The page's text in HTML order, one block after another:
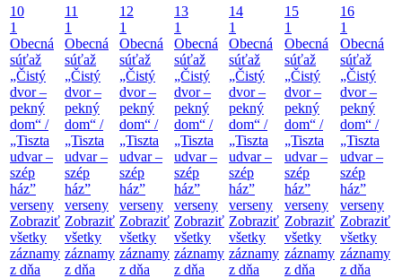
10
1
Obecná
súťaž
„Čistý
dvor –
pekný
dom“ /
„Tiszta
udvar –
szép
ház”
verseny
Zobraziť
všetky
záznamy
z dňa
11
1
Obecná
súťaž
„Čistý
dvor –
pekný
dom“ /
„Tiszta
udvar –
szép
ház”
verseny
Zobraziť
všetky
záznamy
z dňa
12
1
Obecná
súťaž
„Čistý
dvor –
pekný
dom“ /
„Tiszta
udvar –
szép
ház”
verseny
Zobraziť
všetky
záznamy
z dňa
13
1
Obecná
súťaž
„Čistý
dvor –
pekný
dom“ /
„Tiszta
udvar –
szép
ház”
verseny
Zobraziť
všetky
záznamy
z dňa
14
1
Obecná
súťaž
„Čistý
dvor –
pekný
dom“ /
„Tiszta
udvar –
szép
ház”
verseny
Zobraziť
všetky
záznamy
z dňa
15
1
Obecná
súťaž
„Čistý
dvor –
pekný
dom“ /
„Tiszta
udvar –
szép
ház”
verseny
Zobraziť
všetky
záznamy
z dňa
16
1
Obecná
súťaž
„Čistý
dvor –
pekný
dom“ /
„Tiszta
udvar –
szép
ház”
verseny
Zobraziť
všetky
záznamy
z dňa